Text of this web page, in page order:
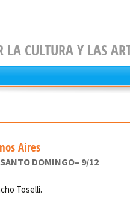
LA CULTURA Y LAS
Aires
DOMINGO– 9/12
Toselli.